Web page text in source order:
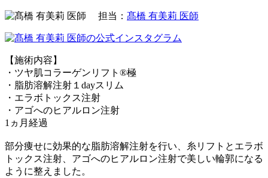
担当： 髙橋 有美莉 医師
【施術内容】
・ツヤ肌コラーゲンリフト®極
・脂肪溶解注射１dayスリム
・エラボトックス注射
・アゴへのヒアルロン注射
1ヵ月経過
部分痩せに効果的な脂肪溶解注射を行い、糸リフトとエラボ
トックス注射、アゴへのヒアルロン注射で美しい輪郭になる
ように整えました。